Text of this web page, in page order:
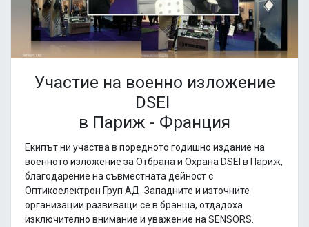
Участие на военно изложение
DSEI
в Париж - Франция
Екипът ни участва в поредното годишно издание на
военното изложение за Отбрана и Охрана DSEI в Париж,
благодарение на съвместната дейност с
Оптикоелектрон Груп АД. Западните и източните
организации развиващи се в бранша, отдадоха
изключително внимание и уважение на SENSORS.